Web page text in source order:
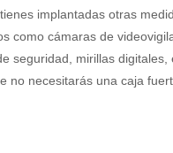
implantadas otras
como cámaras de
seguridad, mirillas digitales,
no necesitarás una caja